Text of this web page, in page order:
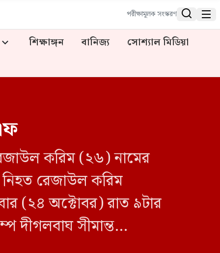
পরীক্ষামূলক সংস্করণ  
শিক্ষাঙ্গন বানিজ্য
সোশ্যাল মিডিয়া
করিম (২৬) নামের
রেজাউল করিম
(২৪ অক্টোবর) রাত ৯টার
দীগলবাঘ সীমান্ত